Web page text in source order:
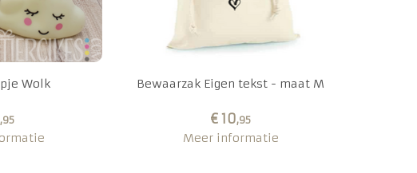
Wolk
,95
Bewaarzak Eigen tekst - maat M
€ 10,95
Meer informatie